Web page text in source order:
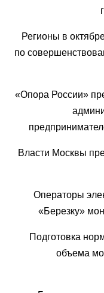
Регионы в
по
«Опора России»
Власти Москвы
Операторы
«Березку»
Подготовка
объема